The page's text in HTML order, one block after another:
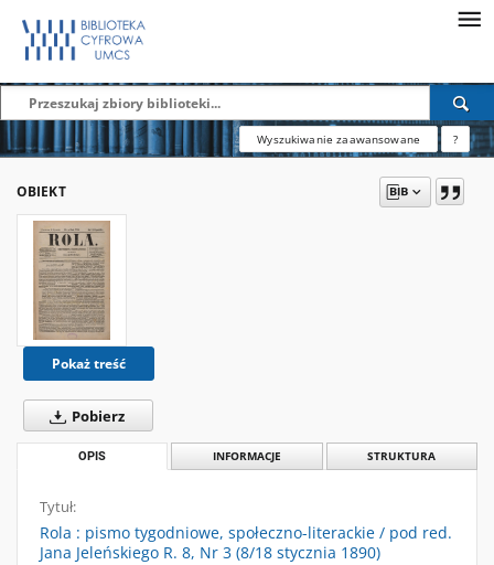
Wyszukiwanie zaawansowane ?
OBIEKT
Pokaż treść
Pobierz
OPIS INFORMACJE STRUKTURA
Tytuł:
Rola : pismo tygodniowe, społeczno-literackie / pod red.
Jana Jeleńskiego R. 8, Nr 3 (8/18 stycznia 1890)